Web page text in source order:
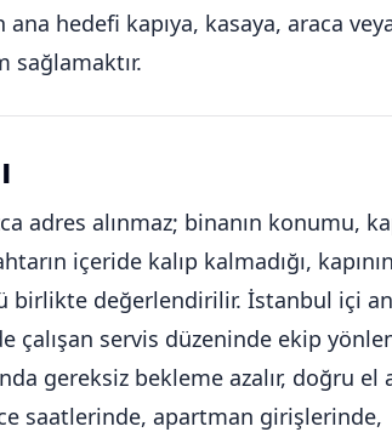
hedefi kapıya, kasaya, araca
sağlamaktır.
alınmaz; binanın konumu,
içeride kalıp kalmadığı,
birlikte değerlendirilir. İstanbul içi
çalışan servis düzeninde ekip
gereksiz bekleme azalır, doğru el
saatlerinde, apartman girişlerinde,